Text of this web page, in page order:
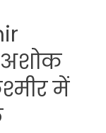
अशोक
में